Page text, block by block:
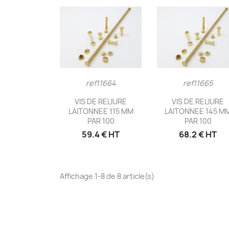
Aperçu rapide
ref11664
VIS DE RELIURE
LAITONNEE 115 MM
PAR 100
59.4 € HT
Aperçu
ref11665
VIS DE RELIURE
LAITONNEE 145
PAR 100
68.2 € HT
Affichage 1-8 de 8 article(s)